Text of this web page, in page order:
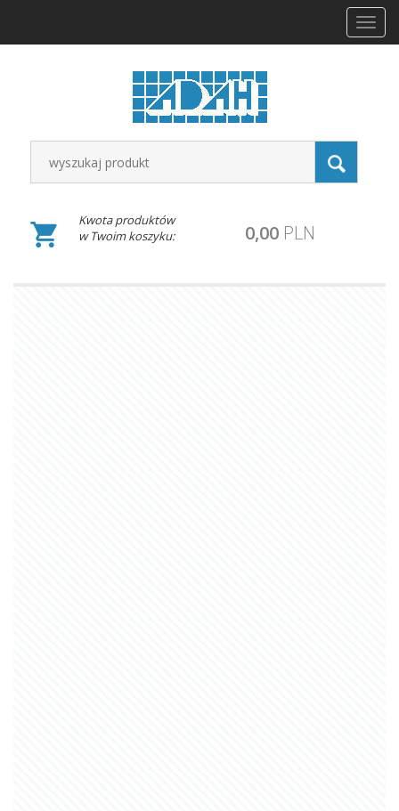
Kwota produktów
w Twoim koszyku:
0,00PLN